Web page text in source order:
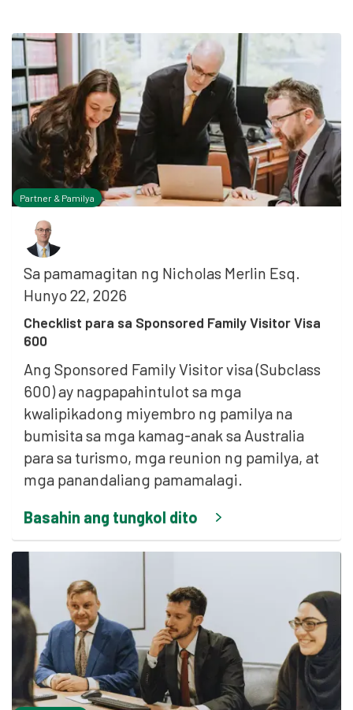
Partner & Pamilya
Sa pamamagitan ng Nicholas Merlin Esq.
Hunyo 22, 2026
Checklist para sa Sponsored Family Visitor Visa
600
Ang Sponsored Family Visitor visa (Subclass
600) ay nagpapahintulot sa mga
kwalipikadong miyembro ng pamilya na
bumisita sa mga kamag-anak sa Australia
para sa turismo, mga reunion ng pamilya, at
mga panandaliang pamamalagi.
Basahin ang tungkol dito